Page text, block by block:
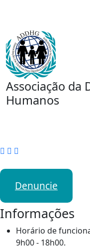
Associação da
Humanos
Denuncie
Informações
Horário de
9h00 - 18h00.